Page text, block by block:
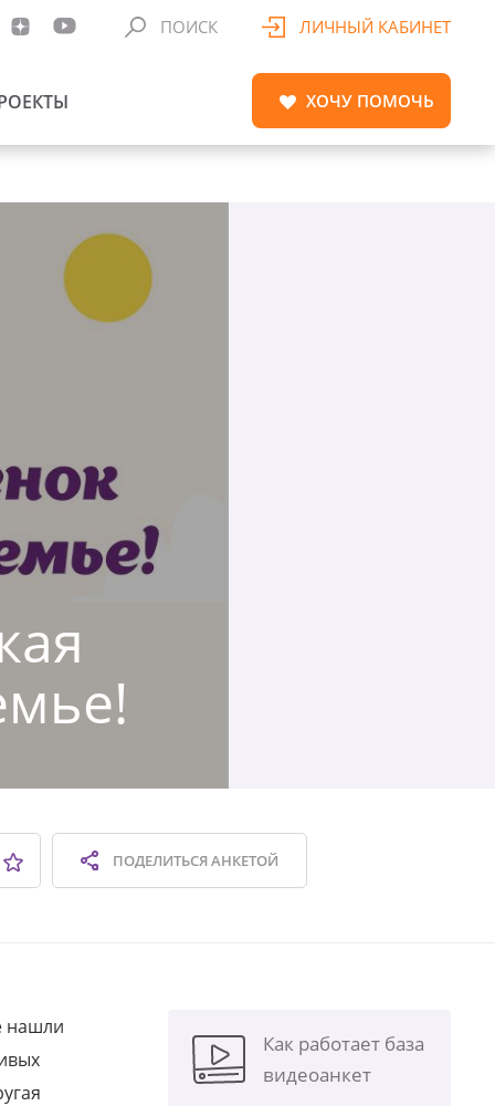
ПОИСК ЛИЧНЫЙ КАБИНЕТ
ХОЧУ ПОМОЧЬ
ПОДЕЛИТЬСЯАНКЕТОЙ
нашли
Как работает база
видеоанкет